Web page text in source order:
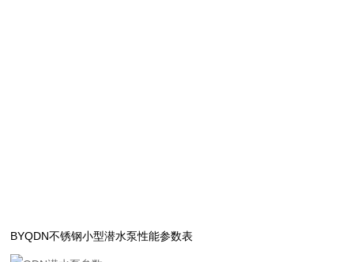
BYQDN不锈钢小型潜水泵性能参数表